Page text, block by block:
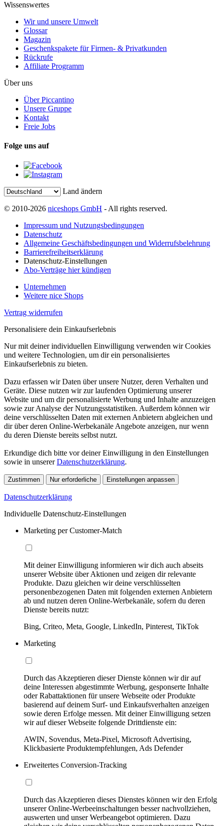
Wissenswertes
Wir und unsere Umwelt
Glossar
Magazin
Geschenkspakete für Firmen- & Privatkunden
Rückrufe
Affiliate Programm
Über uns
Über Piccantino
Unsere Gruppe
Kontakt
Freie Jobs
Folge uns auf
Land ändern
© 2010-2026 niceshops GmbH - All rights reserved.
Impressum und Nutzungsbedingungen
Datenschutz
Allgemeine Geschäftsbedingungen und Widerrufsbelehrung
Barrierefreiheitserklärung
Datenschutz-Einstellungen
Abo-Verträge hier kündigen
Unternehmen
Weitere nice Shops
Vertrag widerrufen
Personalisiere dein Einkaufserlebnis
Nur mit deiner individuellen Einwilligung verwenden wir Cookies
und weitere Technologien, um dir ein personalisiertes
Einkaufserlebnis zu bieten.
Dazu erfassen wir Daten über unsere Nutzer, deren Verhalten und
Geräte. Diese nutzen wir zur laufenden Optimierung unserer
Website und um dir personalisierte Werbung und Inhalte anzuzeigen
sowie zur Analyse der Nutzungsstatistiken. Außerdem können wir
deine verschlüsselten Daten mit externen Anbietern abgleichen und
dir über deren Online-Werbekanäle Angebote anzeigen, nur wenn
du deren Dienste bereits selbst nutzt.
Erkundige dich bitte vor deiner Einwilligung in den Einstellungen
sowie in unsererDatenschutzerklärung.
Zustimmen Nur erforderliche Einstellungen anpassen
Datenschutzerklärung
Individuelle Datenschutz-Einstellungen
Marketing per Customer-Match
Mit deiner Einwilligung informieren wir dich auch abseits
unserer Website über Aktionen und zeigen dir relevante
Produkte. Dazu gleichen wir deine verschlüsselten
personenbezogenen Daten mit folgenden externen Anbietern
ab und nutzen deren Online-Werbekanäle, sofern du deren
Dienste bereits nutzt:
Bing, Criteo, Meta, Google, LinkedIn, Pinterest, TikTok
Marketing
Durch das Akzeptieren dieser Dienste können wir dir auf
deine Interessen abgestimmte Werbung, gesponserte Inhalte
oder Rabattaktionen für unsere Webseite oder Produkte
basierend auf deinem Surf- und Einkaufsverhalten anzeigen
sowie deren Erfolge messen. Mit deiner Einwilligung setzen
wir auf dieser Webseite folgende Drittdienste ein:
AWIN, Sovendus, Meta-Pixel, Microsoft Advertising,
Klickbasierte Produktempfehlungen, Ads Defender
Erweitertes Conversion-Tracking
Durch das Akzeptieren dieses Dienstes können wir den Erfolg
unserer Online-Werbeeinschaltungen besser nachvollziehen,
auswerten und unser Werbeangebot optimieren. Dazu